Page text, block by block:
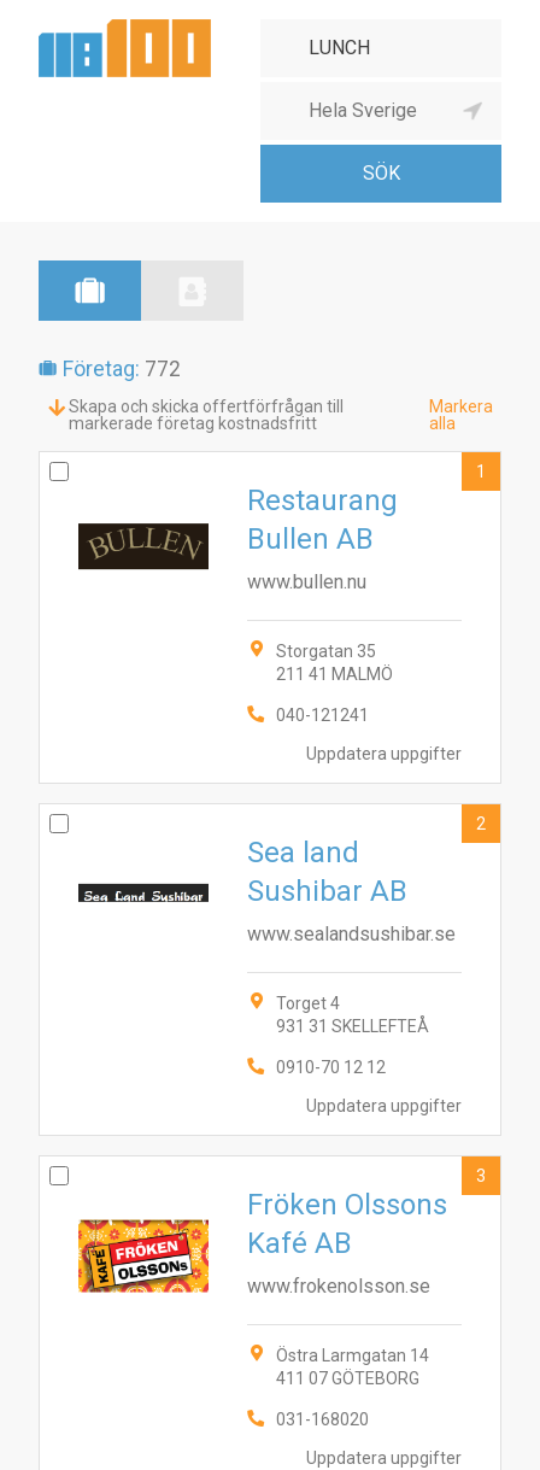
Företag: 772
Skapa och skicka offertförfrågan till
markerade företag kostnadsfritt
Markera
alla
Uppdatera uppgifter
Restaurang
Bullen AB
www.bullen.nu
Storgatan 35
211 41 MALMÖ
040-121241
1
Uppdatera uppgifter
Sea land
Sushibar AB
www.sealandsushibar.se
Torget 4
931 31 SKELLEFTEÅ
0910-70 12 12
2
Uppdatera uppgifter
Fröken Olssons
Kafé AB
www.frokenolsson.se
Östra Larmgatan 14
411 07 GÖTEBORG
031-168020
3